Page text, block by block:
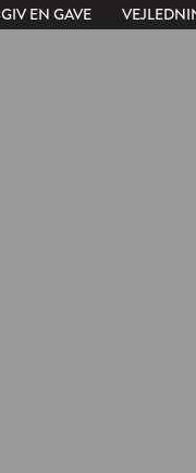
GIV EN GAVE